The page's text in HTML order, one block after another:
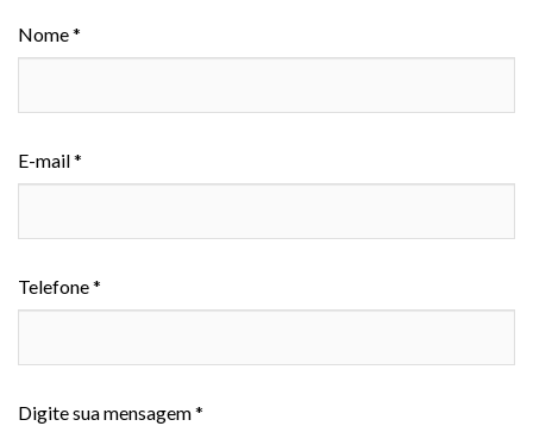
Nome *
E-mail *
Telefone *
Digite sua mensagem *